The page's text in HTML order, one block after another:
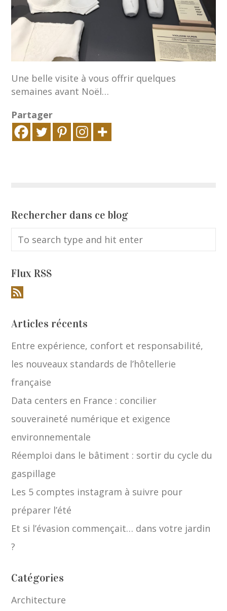
Une belle visite à vous offrir quelques
semaines avant Noël…
Partager
Rechercher dans ce blog
Flux RSS
Articles récents
Entre expérience, confort et responsabilité,
les nouveaux standards de l’hôtellerie
française
Data centers en France : concilier
souveraineté numérique et exigence
environnementale
Réemploi dans le bâtiment : sortir du cycle du
gaspillage
Les 5 comptes instagram à suivre pour
préparer l’été
Et si l’évasion commençait… dans votre jardin
?
Catégories
Architecture